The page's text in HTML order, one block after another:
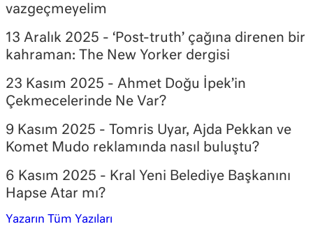
vazgeçmeyelim
13 Aralık 2025 - ‘Post-truth’ çağına direnen bir
kahraman: The New Yorker dergisi
23 Kasım 2025 - Ahmet Doğu İpek’in
Çekmecelerinde Ne Var?
9 Kasım 2025 - Tomris Uyar, Ajda Pekkan ve
Komet Mudo reklamında nasıl buluştu?
6 Kasım 2025 - Kral Yeni Belediye Başkanını
Hapse Atar mı?
Yazarın Tüm Yazıları